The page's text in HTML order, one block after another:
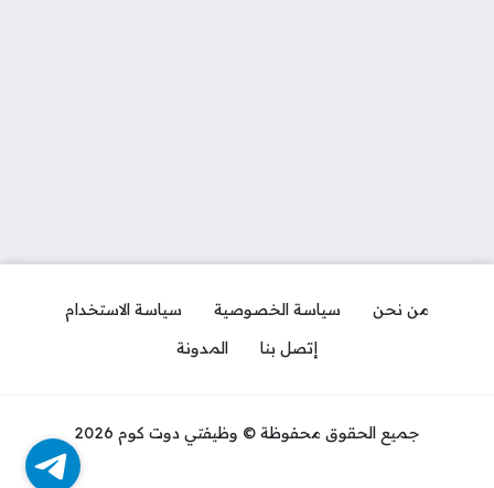
من نحن سياسة الخصوصية
سياسة الاستخدام
إتصل بنا
المدونة
جميع الحقوق محفوظة © وظيفتي دوت كوم 2026